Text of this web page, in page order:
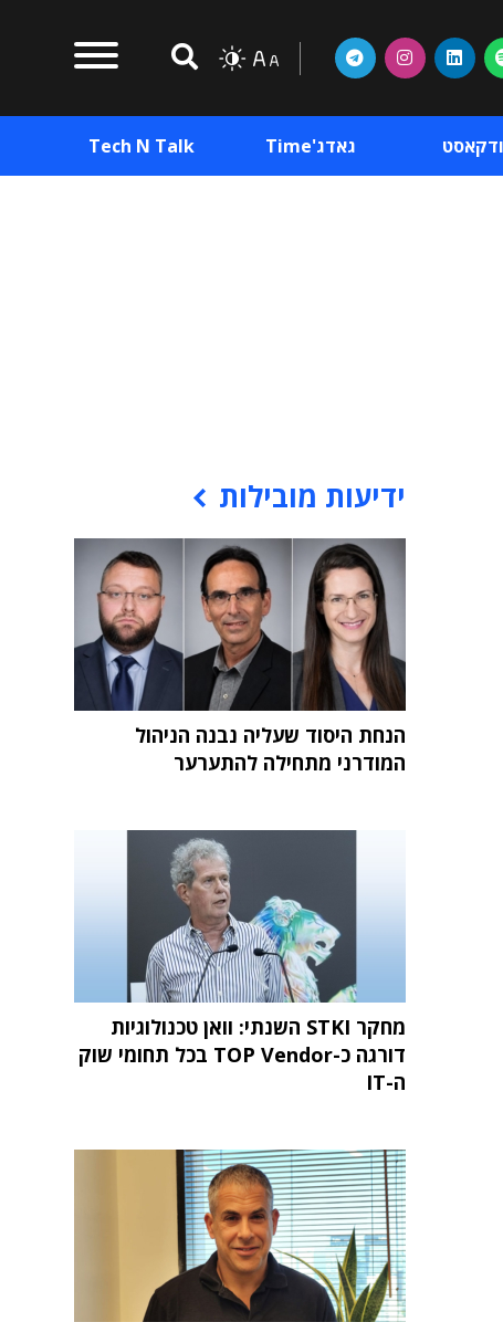
גאדג'Time Tech N Talk
ידיעות מובילות
הנחת היסוד שעליה נבנה הניהול
המודרני מתחילה להתערער
מחקר STKI השנתי: וואן טכנולוגיות
דורגה כ-TOP Vendor בכל תחומי שוק
ה-IT